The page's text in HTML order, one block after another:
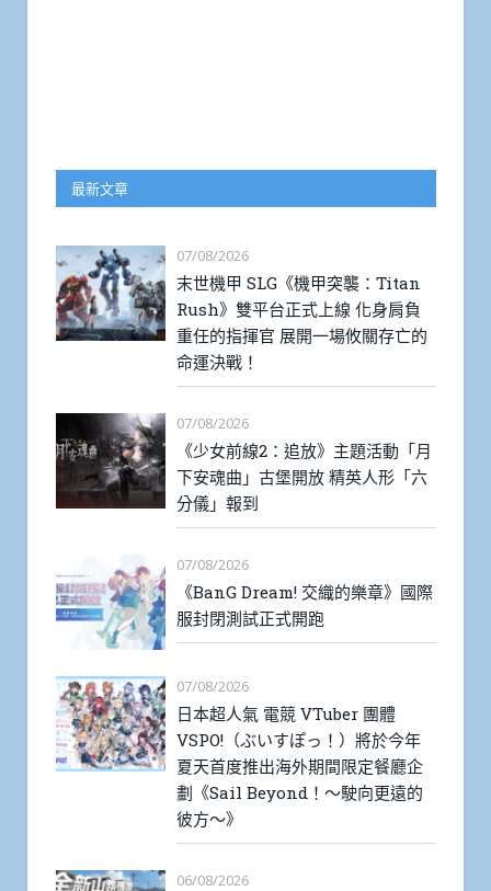
最新文章
07/08/2026
末世機甲 SLG《機甲突襲：Titan
Rush》雙平台正式上線 化身肩負
重任的指揮官 展開一場攸關存亡的
命運決戰！
07/08/2026
《少女前線2：追放》主題活動「月
下安魂曲」古堡開放 精英人形「六
分儀」報到
07/08/2026
《BanG Dream! 交織的樂章》國際
服封閉測試正式開跑
07/08/2026
日本超人氣 電競 VTuber 團體
VSPO!（ぶいすぽっ！）將於今年
夏天首度推出海外期間限定餐廳企
劃《Sail Beyond！～駛向更遠的
彼方～》
06/08/2026